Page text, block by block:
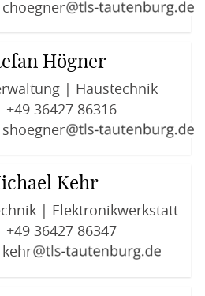
choegner
Högner
| Haustechnik
+49 36427 86316
shoegner
Kehr
| Elektronikwerkstatt
+49 36427 86347
kehr